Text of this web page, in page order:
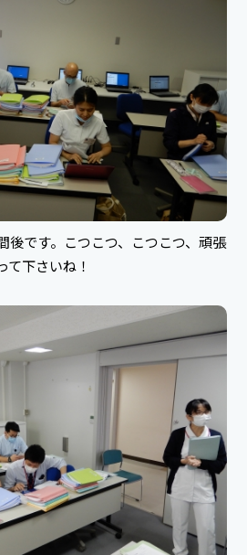
後です。こつこつ、こつこつ、頑張
て下さいね！